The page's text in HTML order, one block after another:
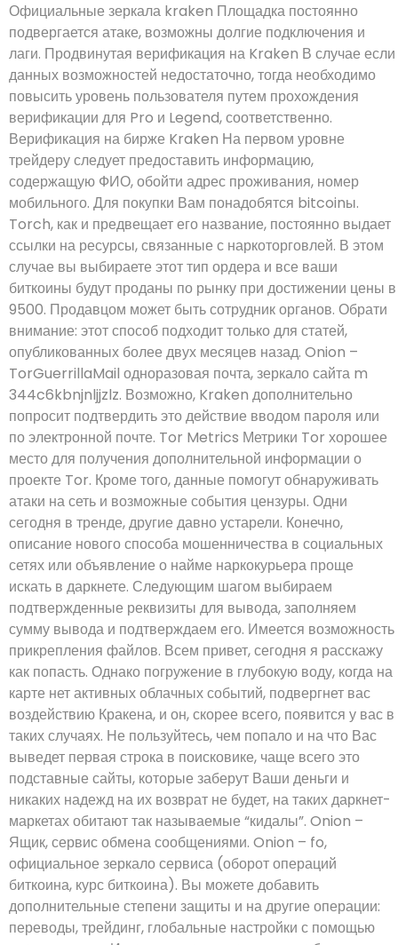
Официальные зеркала kraken Площадка постоянно
подвергается атаке, возможны долгие подключения и
лаги. Продвинутая верификация на Kraken В случае если
данных возможностей недостаточно, тогда необходимо
повысить уровень пользователя путем прохождения
верификации для Pro и Legend, соответственно.
Верификация на бирже Kraken На первом уровне
трейдеру следует предоставить информацию,
содержащую ФИО, обойти адрес проживания, номер
мобильного. Для покупки Вам понадобятся bitcoinы.
Torch, как и предвещает его название, постоянно выдает
ссылки на ресурсы, связанные с наркоторговлей. В этом
случае вы выбираете этот тип ордера и все ваши
биткоины будут проданы по рынку при достижении цены в
9500. Продавцом может быть сотрудник органов. Обрати
внимание: этот способ подходит только для статей,
опубликованных более двух месяцев назад. Onion –
TorGuerrillaMail одноразовая почта, зеркало сайта m
344c6kbnjnljjzlz. Возможно, Kraken дополнительно
попросит подтвердить это действие вводом пароля или
по электронной почте. Tor Metrics Метрики Tor хорошее
место для получения дополнительной информации о
проекте Tor. Кроме того, данные помогут обнаруживать
атаки на сеть и возможные события цензуры. Одни
сегодня в тренде, другие давно устарели. Конечно,
описание нового способа мошенничества в социальных
сетях или объявление о найме наркокурьера проще
искать в даркнете. Следующим шагом выбираем
подтвержденные реквизиты для вывода, заполняем
сумму вывода и подтверждаем его. Имеется возможность
прикрепления файлов. Всем привет, сегодня я расскажу
как попасть. Однако погружение в глубокую воду, когда на
карте нет активных облачных событий, подвергнет вас
воздействию Кракена, и он, скорее всего, появится у вас в
таких случаях. Не пользуйтесь, чем попало и на что Вас
выведет первая строка в поисковике, чаще всего это
подставные сайты, которые заберут Ваши деньги и
никаких надежд на их возврат не будет, на таких даркнет-
маркетах обитают так называемые “кидалы”. Onion –
Ящик, сервис обмена сообщениями. Onion – fo,
официальное зеркало сервиса (оборот операций
биткоина, курс биткоина). Вы можете добавить
дополнительные степени защиты и на другие операции:
переводы, трейдинг, глобальные настройки с помощью